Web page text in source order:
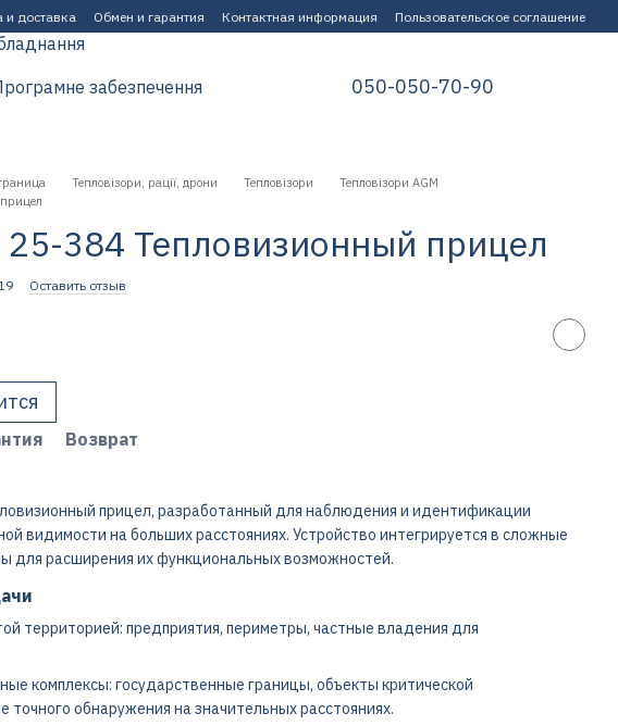
и доставка Обмен и гарантия Контактная информация Пользовательское соглашение
забезпечення
050-050-70-90
Тепловізори, рації, дрони Тепловізори
Тепловізори AGM
25-384 Тепловизионный прицел
Оставить отзыв
Возврат
прицел, разработанный для наблюдения и идентификации
видимости на больших расстояниях. Устройство интегрируется в сложные
для расширения их функциональных возможностей.
территорией: предприятия, периметры, частные владения для
комплексы: государственные границы, объекты критической
обнаружения на значительных расстояниях.